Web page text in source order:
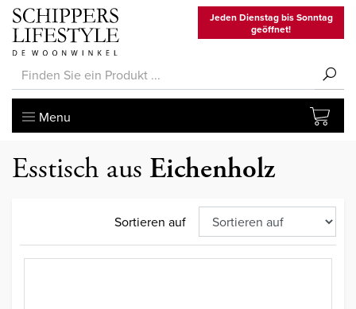
Jeden Dienstag bis Sonntag
geöffnet!
Menu
Esstisch aus Eichenholz
Sortieren auf